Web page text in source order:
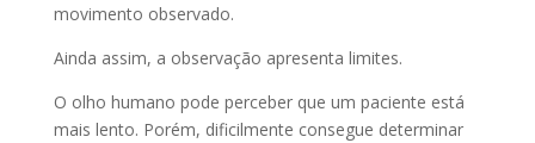
movimento observado.
Ainda assim, a observação apresenta limites.
O olho humano pode perceber que um paciente está
mais lento. Porém, dificilmente consegue determinar